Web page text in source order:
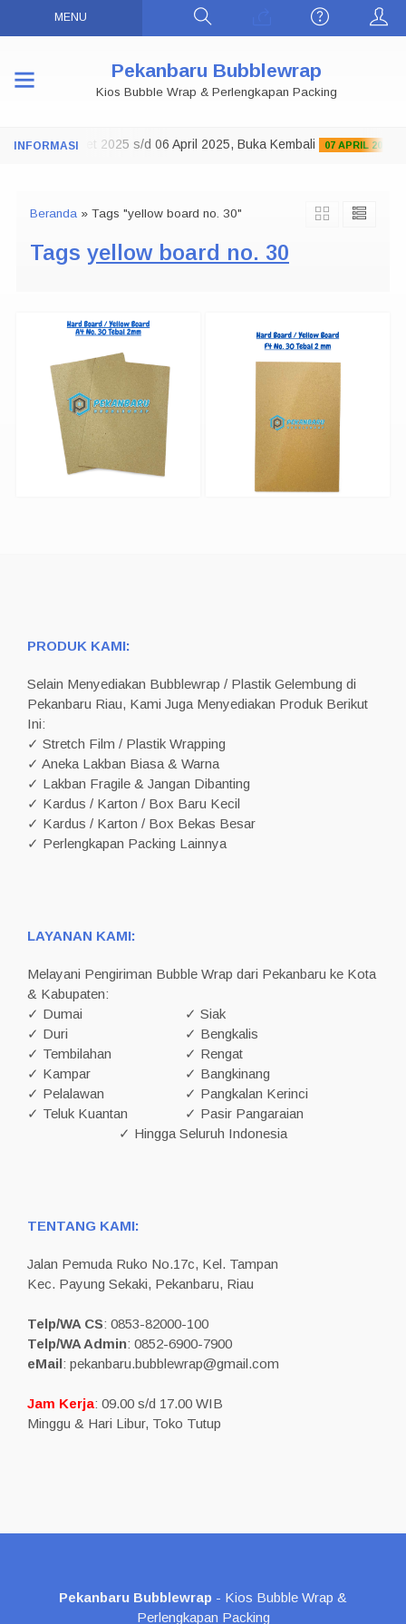
MENU
Pekanbaru Bubblewrap
Kios Bubble Wrap & Perlengkapan Packing
29 Maret 2025 s/d 06 April 2025, Buka Kembali 07 APRIL 2025
Beranda » Tags "yellow board no. 30"
Tags yellow board no. 30
PRODUK KAMI:
Selain Menyediakan Bubblewrap / Plastik Gelembung di
Pekanbaru Riau, Kami Juga Menyediakan Produk Berikut
Ini:
✓ Stretch Film / Plastik Wrapping
✓ Aneka Lakban Biasa & Warna
✓ Lakban Fragile & Jangan Dibanting
✓ Kardus / Karton / Box Baru Kecil
✓ Kardus / Karton / Box Bekas Besar
✓ Perlengkapan Packing Lainnya
LAYANAN KAMI:
Melayani Pengiriman Bubble Wrap dari Pekanbaru ke Kota
& Kabupaten:
✓ Dumai
✓ Siak
✓ Duri
✓ Bengkalis
✓ Tembilahan
✓ Rengat
✓ Kampar
✓ Bangkinang
✓ Pelalawan
✓ Pangkalan Kerinci
✓ Teluk Kuantan
✓ Pasir Pangaraian
✓ Hingga Seluruh Indonesia
TENTANG KAMI:
Jalan Pemuda Ruko No.17c, Kel. Tampan
Kec. Payung Sekaki, Pekanbaru, Riau
Telp/WA CS: 0853-82000-100
Telp/WA Admin: 0852-6900-7900
eMail: pekanbaru.bubblewrap@gmail.com
Jam Kerja: 09.00 s/d 17.00 WIB
Minggu & Hari Libur, Toko Tutup
Pekanbaru Bubblewrap - Kios Bubble Wrap &
Perlengkapan Packing